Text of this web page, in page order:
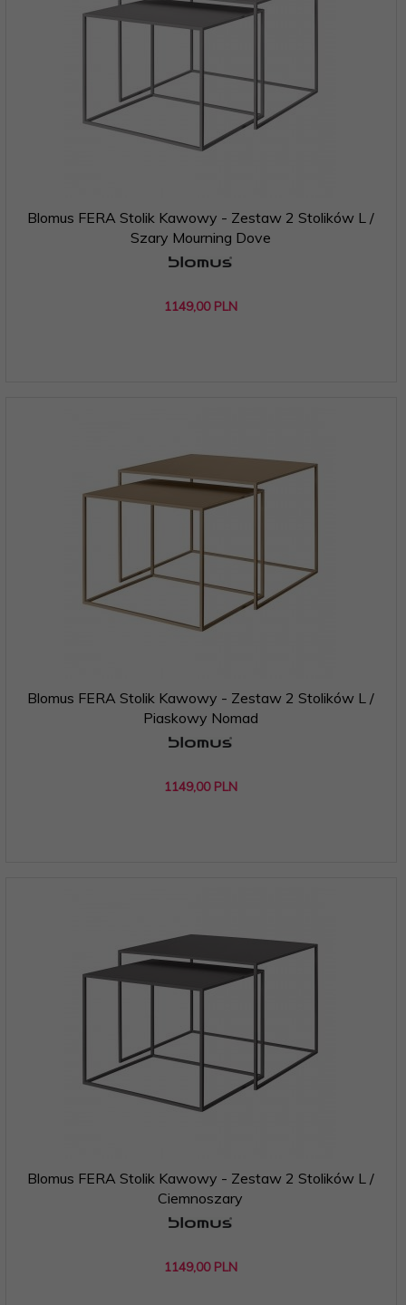
Blomus FERA Stolik Kawowy - Zestaw 2 Stolików L /
Szary Mourning Dove
1149,00 PLN
Blomus FERA Stolik Kawowy - Zestaw 2 Stolików L /
Piaskowy Nomad
1149,00 PLN
Blomus FERA Stolik Kawowy - Zestaw 2 Stolików L /
Ciemnoszary
1149,00 PLN